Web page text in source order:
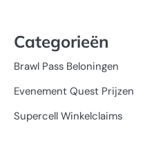
Categorieën
Brawl Pass Beloningen
Evenement Quest Prijzen
Supercell Winkelclaims